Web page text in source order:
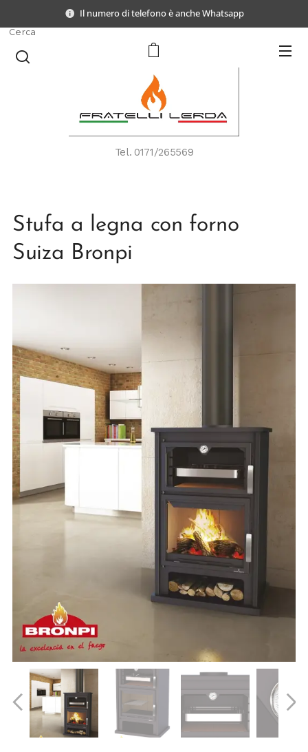
Il numero di telefono è anche Whatsapp
Tel. 0171/265569
Cerca
Stufa a legna con forno
Suiza Bronpi